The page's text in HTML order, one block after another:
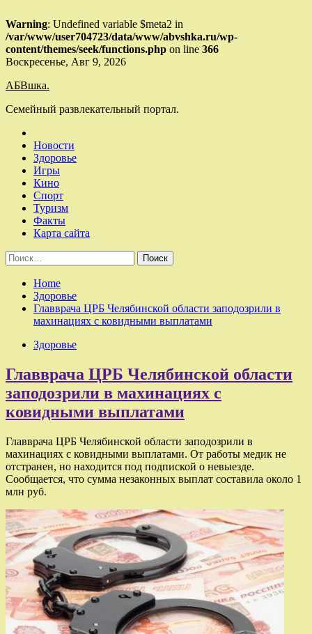
Warning: Undefined variable $meta2 in
/var/www/user704723/data/www/abvshka.ru/wp-
content/themes/seek/functions.php on line 366
Skip
content
Воскресенье, Авг 9, 2026
АБВшка.
Семейный развлекательный портал.
Новости
Здоровье
Игры
Кино
Спорт
Туризм
Факты
Карта сайта
Найти:
Home
Здоровье
Главврача ЦРБ Челябинской области заподозрили в
махинациях с ковидными выплатами
Здоровье
Главврача ЦРБ Челябинской области
заподозрили в махинациях с
ковидными выплатами
Главврача ЦРБ Челябинской области заподозрили в
махинациях с ковидными выплатами. От работы медик не
отстранен, но находится под подпиской о невыезде.
Сообщается, что сумма незаконных выплат составила около 1
млн руб.